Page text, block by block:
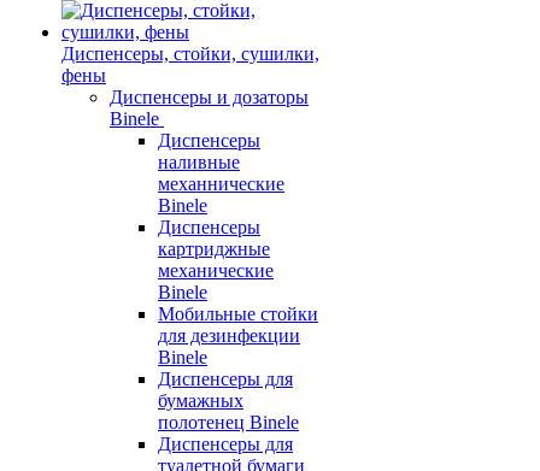
Диспенсеры, стойки, сушилки,
фены
Диспенсеры и дозаторы
Binele
Диспенсеры
наливные
механнические
Binele
Диспенсеры
картриджные
механические
Binele
Мобильные стойки
для дезинфекции
Binele
Диспенсеры для
бумажных
полотенец Binele
Диспенсеры для
туалетной бумаги